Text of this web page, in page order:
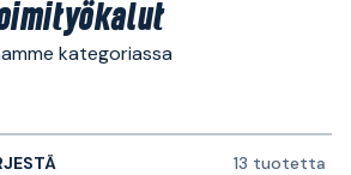
kategoriassa
13 tuotetta